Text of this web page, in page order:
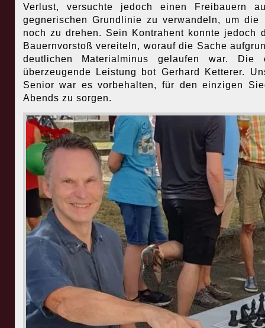
Verlust, versuchte jedoch einen Freibauern
gegnerischen Grundlinie zu verwandeln, um die
noch zu drehen. Sein Kontrahent konnte jedoch
Bauernvorstoß vereiteln, worauf die Sache
deutlichen Materialminus gelaufen war. Die
überzeugende Leistung bot Gerhard Ketterer.
Senior war es vorbehalten, für den einzigen
Abends zu sorgen.